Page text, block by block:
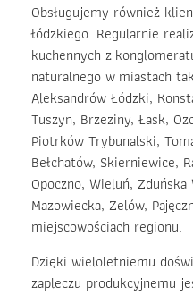
Obsługujemy również
łódzkiego. Regularnie
kuchennych z
naturalnego w miastach
Aleksandrów Łódzki,
Tuszyn, Brzeziny, Łask,
Piotrków Trybunalski,
Bełchatów, Skierniewice,
Opoczno, Wieluń,
Mazowiecka, Zelów,
miejscowościach regionu.
Dzięki wieloletniemu
zapleczu produkcyjnemu